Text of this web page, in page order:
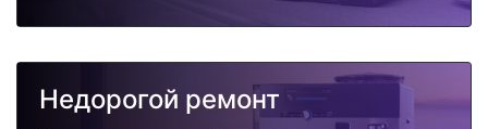
Недорогой ремонт